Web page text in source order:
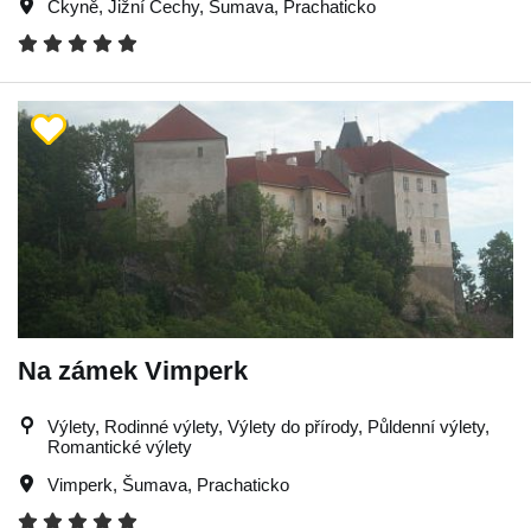
Čkyně, Jižní Čechy, Šumava, Prachaticko
Na zámek Vimperk
Výlety, Rodinné výlety, Výlety do přírody, Půldenní výlety,
Romantické výlety
Vimperk, Šumava, Prachaticko